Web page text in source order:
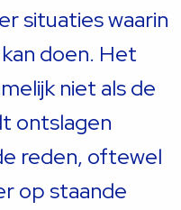
situaties waarin
doen. Het
niet als de
ontslagen
reden, oftewel
op staande